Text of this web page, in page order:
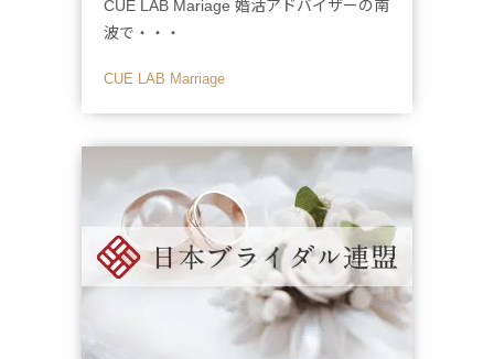
CUE LAB Mariage 婚活アドバイザーの南
波で・・・
CUE LAB Marriage